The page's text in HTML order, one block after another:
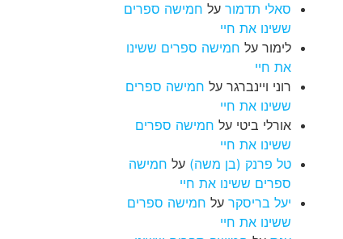
סאלי תדמור על חמישה ספרים
ששינו את חיי
לימור על חמישה ספרים ששינו
את חיי
רוני ויינברגר על חמישה ספרים
ששינו את חיי
אורלי ביטי על חמישה ספרים
ששינו את חיי
טל פרנק (בן משה) על חמישה
ספרים ששינו את חיי
יעל בריסקר על חמישה ספרים
ששינו את חיי